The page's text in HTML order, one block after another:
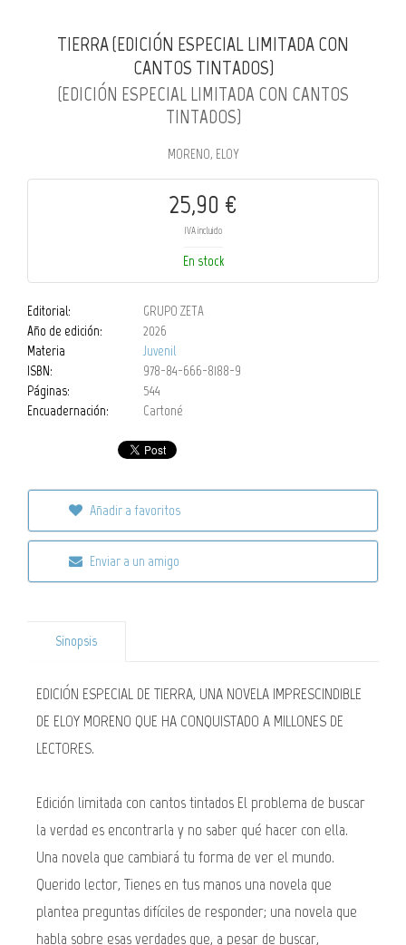
TIERRA (EDICIÓN ESPECIAL LIMITADA CON
CANTOS TINTADOS)
(EDICIÓN ESPECIAL LIMITADA CON CANTOS
TINTADOS)
MORENO, ELOY
25,90 €
IVA incluido
En stock
Editorial:
GRUPO ZETA
Año de edición:
2026
Materia
Juvenil
ISBN:
978-84-666-8188-9
Páginas:
544
Encuadernación:
Cartoné
Añadir a favoritos
Enviar a un amigo
Sinopsis
EDICIÓN ESPECIAL DE TIERRA, UNA NOVELA IMPRESCINDIBLE
DE ELOY MORENO QUE HA CONQUISTADO A MILLONES DE
LECTORES.
Edición limitada con cantos tintados El problema de buscar
la verdad es encontrarla y no saber qué hacer con ella.
Una novela que cambiará tu forma de ver el mundo.
Querido lector, Tienes en tus manos una novela que
plantea preguntas difíciles de responder; una novela que
habla sobre esas verdades que, a pesar de buscar,